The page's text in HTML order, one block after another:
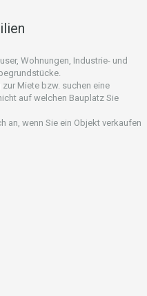
Wohnungen, Industrie- und
Miete bzw. suchen eine
auf welchen Bauplatz Sie
an, wenn Sie ein Objekt verkaufen